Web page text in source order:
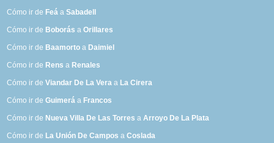
Cómo ir de Feá aSabadell
Cómo ir de Boborás aOrillares
Cómo ir de Baamorto a Daimiel
Cómo ir de Rens a Renales
Cómo ir deViandar De La Vera a La Cirera
Cómo ir deGuimerá a Francos
Cómo ir de Nueva Villa De Las Torres aArroyo De La Plata
Cómo ir de La Unión De Campos aCoslada